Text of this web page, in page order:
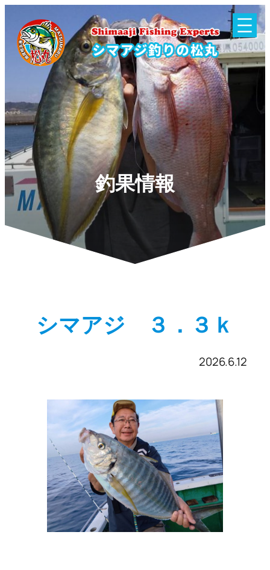
釣果情報
シマアジ ３．３ｋ
2026.6.12